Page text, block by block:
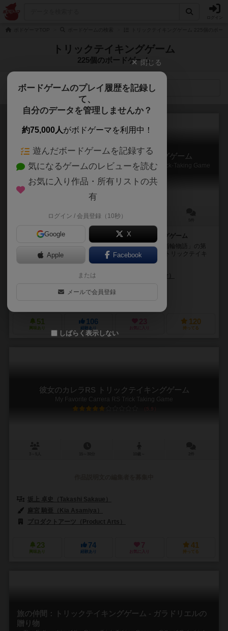
トリックテイキングゲーム
225個のボードゲーム
検索メニュー
指輪物語 旅の仲間 トリックテイキングゲーム
The Lord of The Rings The Fellowship of the Ring: Trick-Taking Game
20分前後
「指輪物語」をテーマにした協力型トリックテイキングゲーム
「旅の仲間：トリックテイキングゲーム」は、小説「指輪物語」の第
１部、第２部をテーマにした、全18章からなる協力型トリックテイキ
ングゲームです。 各プレイヤーはフロド、サ...
ブライアン・ボーンミュラー（Bryan Bornmueller）
51
興味あり
106
経験あり お気に入り
120
持ってる
彼女のカレラRS トリックテイキングゲーム
My Favorite Carrera RS Trick Taking Game
5.9
坂上 卓史（Takashi Sakaue）
麻宮 騎亜（Kia Asamiya）
プロダクトアーツ（Product Arts）
23
興味あり
74
経験あり
7
お気に入り
41
持ってる
旅の仲間：トリックテイキングゲーム - ガラドリエルの
贈り物
閉じる
ボードゲームのプレイ履歴を記録し
て、
自分のデータを管理しませんか？
約75,000人がボドゲーマを利用中！
遊んだボードゲームを記録する
気になるゲームのレビューを読む
お気に入り作品・所有リストの共
有
ログイン / 会員登録（10秒）
Google X
Apple Facebook
または
メールで会員登録
しばらく表示しない